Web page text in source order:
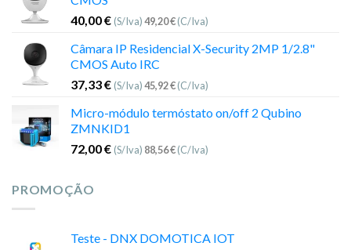
40,00€ (S/Iva)49,20€(C/Iva)
Câmara IP Residencial X-Security 2MP 1/2.8"
CMOS Auto IRC
37,33€ (S/Iva)45,92€(C/Iva)
Micro-módulo termóstato on/off 2 Qubino
ZMNKID1
72,00€ (S/Iva) 88,56€(C/Iva)
PROMOÇÃO
Teste - DNX DOMOTICA IOT